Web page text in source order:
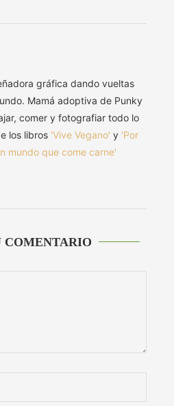
gráfica dando vueltas
Mamá adoptiva de Punky
comer y fotografiar todo lo
los libros 'Vive Vegano' y 'Por
mundo que come carne'
COMENTARIO